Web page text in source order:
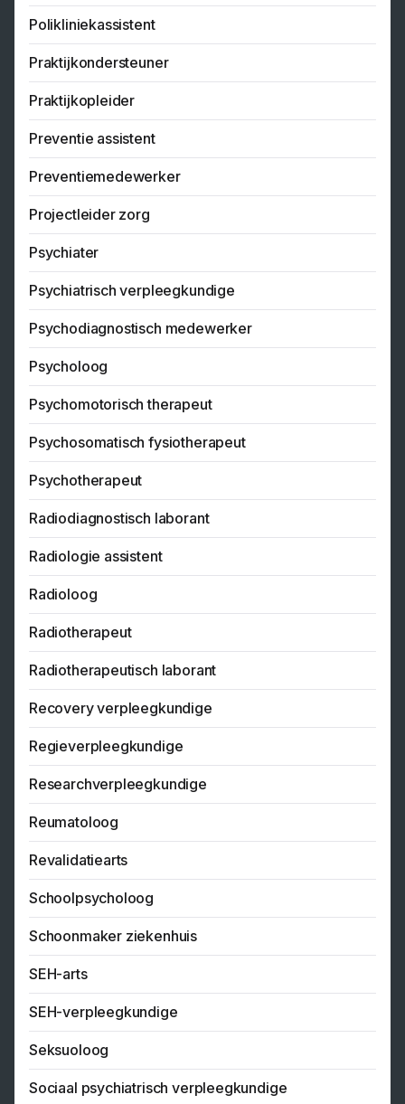
Polikliniekassistent
Praktijkondersteuner
Praktijkopleider
Preventie assistent
Preventiemedewerker
Projectleider zorg
Psychiater
Psychiatrisch verpleegkundige
Psychodiagnostisch medewerker
Psycholoog
Psychomotorisch therapeut
Psychosomatisch fysiotherapeut
Psychotherapeut
Radiodiagnostisch laborant
Radiologie assistent
Radioloog
Radiotherapeut
Radiotherapeutisch laborant
Recovery verpleegkundige
Regieverpleegkundige
Researchverpleegkundige
Reumatoloog
Revalidatiearts
Schoolpsycholoog
Schoonmaker ziekenhuis
SEH-arts
SEH-verpleegkundige
Seksuoloog
Sociaal psychiatrisch verpleegkundige